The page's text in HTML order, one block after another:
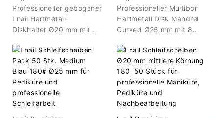
Professioneller gebogener
Lnail Hartmetall-
Diskhalter Ø20 mm mit 6
Schleifscheiben in
Maniküre und Pediküre.
Professioneller Multibor
Hartmetall Disk Mandrel
Curved Ø25 mm mit 8
Schleifscheiben in
Maniküre und Pediküre